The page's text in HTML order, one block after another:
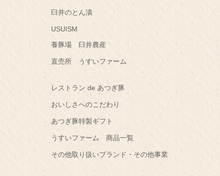
臼井のとん漬
USUISM
養豚場 臼井農産
直売所 うすいファーム
レストラン de あつぎ豚
おいしさへのこだわり
あつぎ豚特製ギフト
うすいファーム 商品一覧
その他取り扱いブランド・その他事業